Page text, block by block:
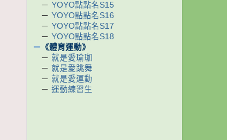
－ YOYO點點名S15
－ YOYO點點名S16
－ YOYO點點名S17
－ YOYO點點名S18
－ 《體育運動》
－ 就是愛瑜珈
－ 就是愛跳舞
－ 就是愛運動
－ 運動練習生